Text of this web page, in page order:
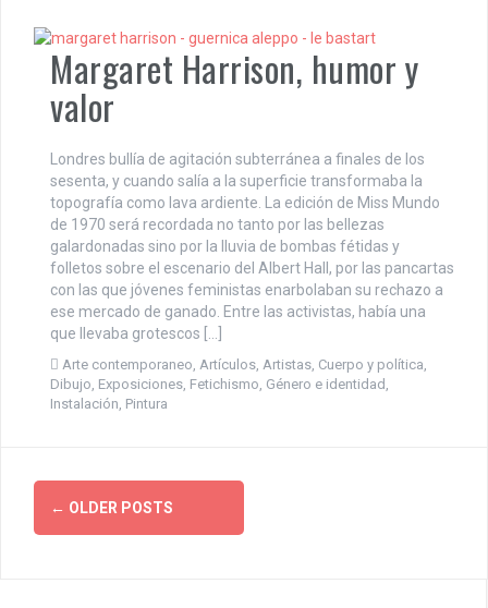
Margaret Harrison, humor y
valor
Londres bullía de agitación subterránea a finales de los
sesenta, y cuando salía a la superficie transformaba la
topografía como lava ardiente. La edición de Miss Mundo
de 1970 será recordada no tanto por las bellezas
galardonadas sino por la lluvia de bombas fétidas y
folletos sobre el escenario del Albert Hall, por las pancartas
con las que jóvenes feministas enarbolaban su rechazo a
ese mercado de ganado. Entre las activistas, había una
que llevaba grotescos […]
Arte contemporaneo Artículos Artistas Cuerpo y política
Dibujo Exposiciones Fetichismo Género e identidad
Instalación Pintura
P← OLDER POSTS